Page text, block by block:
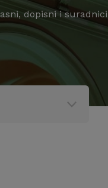
dopisni i